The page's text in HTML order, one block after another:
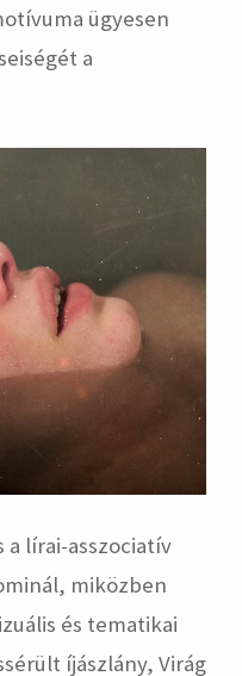
ügyesen
a
a lírai-asszociatív
miközben
és tematikai
íjászlány, Virág